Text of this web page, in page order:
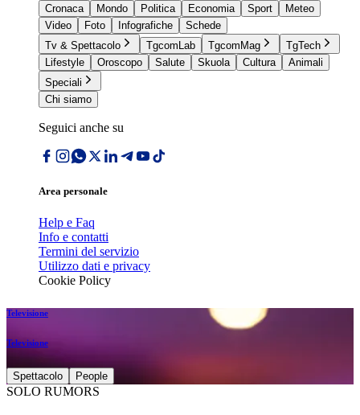
Cronaca
Mondo Politica Economia Sport
Meteo
Video
Foto Infografiche
Schede
Tv & Spettacolo
TgcomLab TgcomMag
TgTech
Lifestyle
Oroscopo Salute Skuola Cultura
Animali
Speciali
Chi siamo
Seguici anche su
Area personale
Help e Faq
Info e contatti
Termini del servizio
Utilizzo dati e privacy
Cookie Policy
Televisione
Televisione
Spettacolo People
SOLO RUMORS